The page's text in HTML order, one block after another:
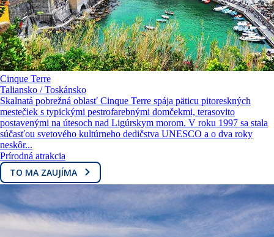
Cinque Terre
Taliansko / Toskánsko
Skalnatá pobrežná oblasť Cinque Terre spája päticu pitoreskných
mestečiek s typickými pestrofarebnými domčekmi, terasovito
postavenými na útesoch nad Ligúrskym morom. V roku 1997 sa stala
súčasťou svetového kultúrneho dedičstva UNESCO a o dva roky
neskôr...
Prírodná atrakcia
TO MA ZAUJÍMA